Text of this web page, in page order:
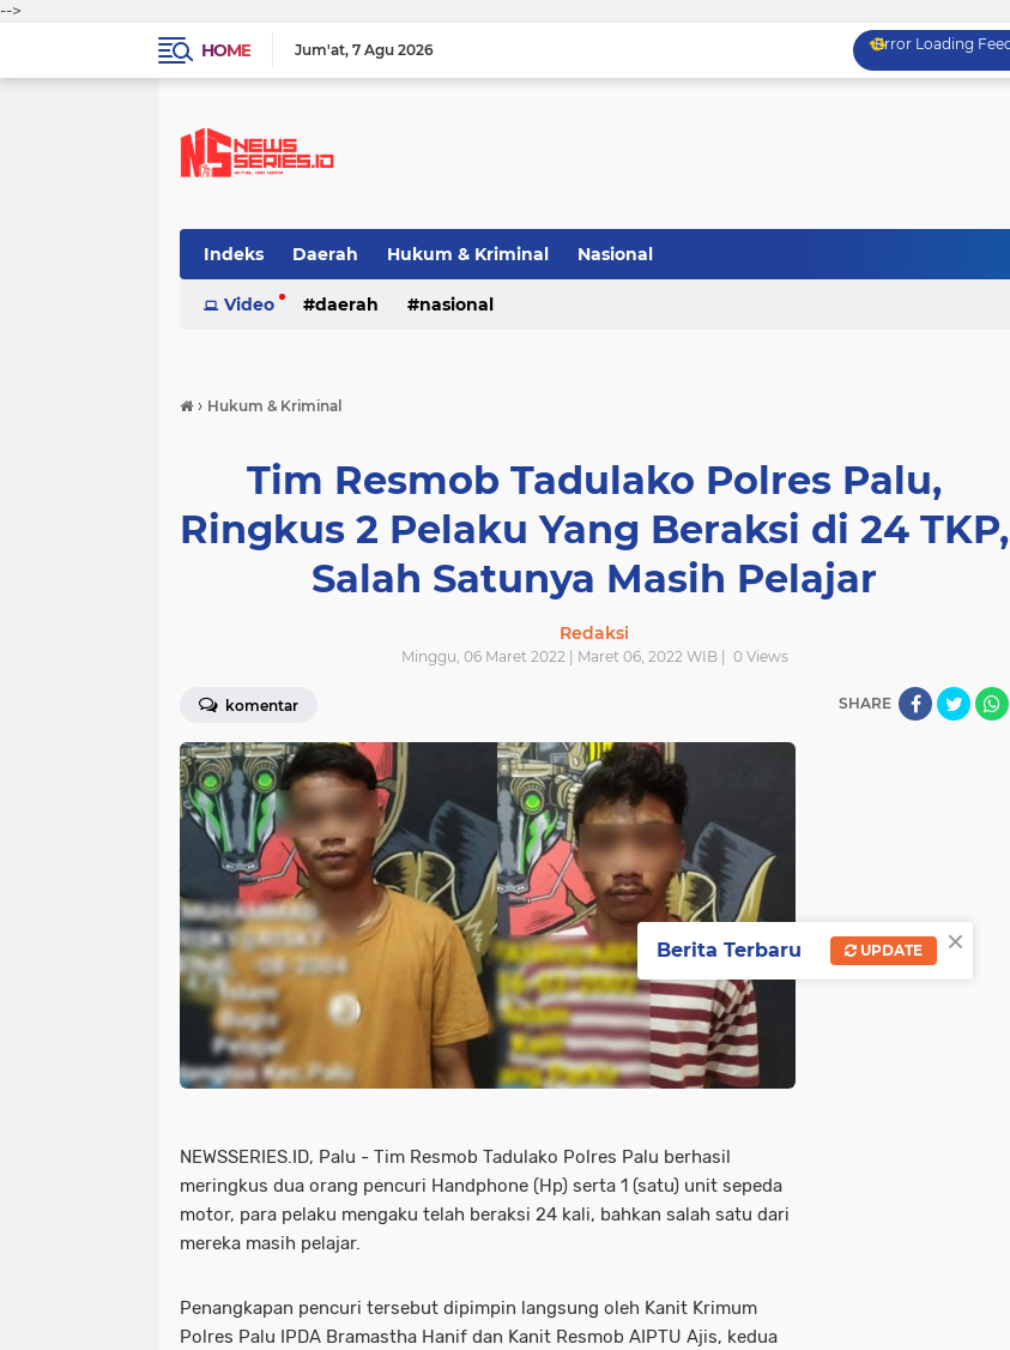
-->
HOME
Jum'at 7 Agu 2026 Error Loading
Indeks Daerah Hukum & Kriminal Nasional
Video daerah nasional
› Hukum & Kriminal
Tim Resmob Tadulako Polres Palu,
Ringkus 2 Pelaku Yang Beraksi di 24 TKP,
Salah Satunya Masih Pelajar
Redaksi
Minggu, 06 Maret 2022 | Maret 06, 2022 WIB | 0Views
komentar SHARE
NEWSSERIES.ID, Palu - Tim Resmob Tadulako Polres Palu berhasil
meringkus dua orang pencuri Handphone (Hp) serta 1 (satu) unit sepeda
motor, para pelaku mengaku telah beraksi 24 kali, bahkan salah satu dari
mereka masih pelajar.
Penangkapan pencuri tersebut dipimpin langsung oleh Kanit Krimum
Polres Palu IPDA Bramastha Hanif dan Kanit Resmob AIPTU Ajis, kedua
×
Berita Terbaru UPDATE